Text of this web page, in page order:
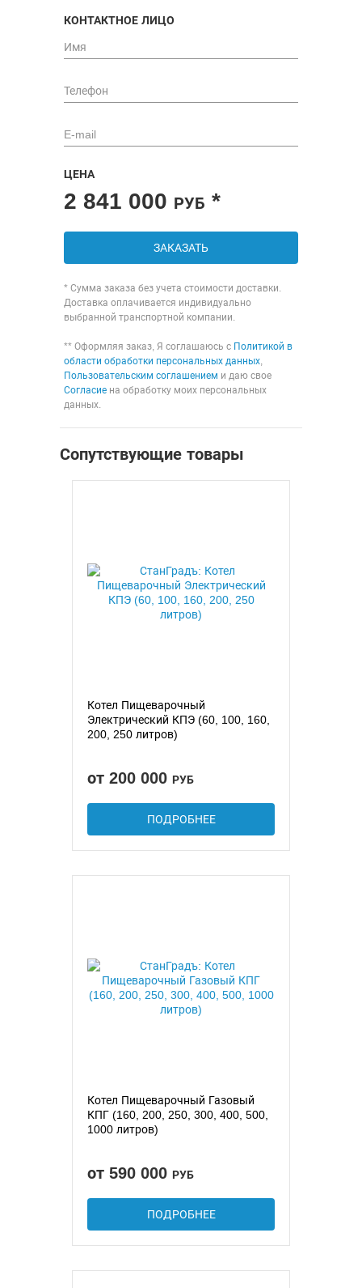
КОНТАКТНОЕ ЛИЦО
ЦЕНА
2 841 000 РУБ *
ЗАКАЗАТЬ
* Сумма заказа без учета стоимости доставки.
Доставка оплачивается индивидуально
выбранной транспортной компании.
** Оформляя заказ, Я соглашаюсь с Политикой в
области обработки персональных данных
Пользовательским соглашением и даю свое
Согласие на обработку моих персональных
данных.
Сопутствующие товары
Котел Пищеварочный
Электрический КПЭ (60, 100, 160,
200, 250 литров)
от 200 000 РУБ
ПОДРОБНЕЕ
Котел Пищеварочный Газовый
КПГ (160, 200, 250, 300, 400, 500,
1000 литров)
от 590 000 РУБ
ПОДРОБНЕЕ